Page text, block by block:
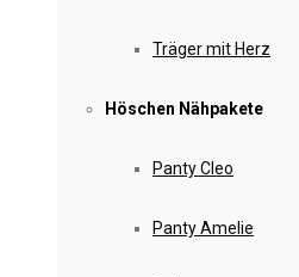
Träger mit Herz
Höschen Nähpakete
Panty Cleo
Panty Amelie